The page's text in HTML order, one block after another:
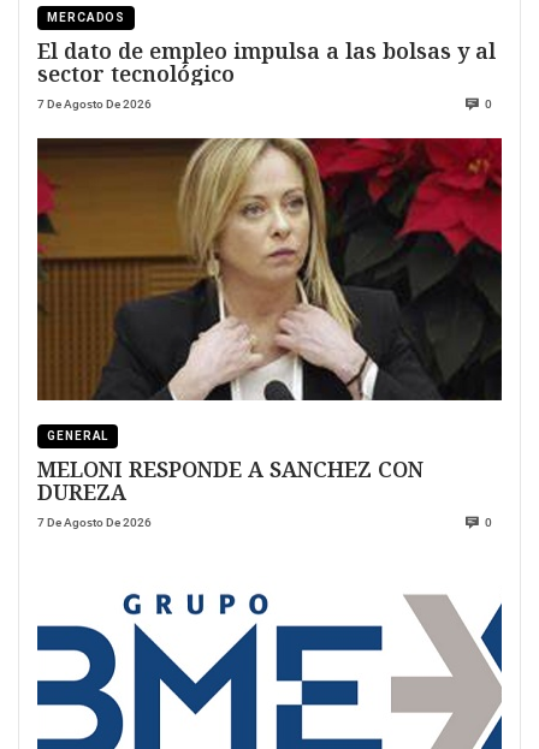
MERCADOS
El dato de empleo impulsa a las bolsas y al
sector tecnológico
7 De Agosto De 2026 0
GENERAL
MELONI RESPONDE A SANCHEZ CON
DUREZA
7 De Agosto De 2026 0